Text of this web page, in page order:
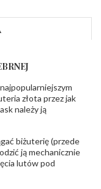
38-200 Jasło; NIP:
tel.13 44 56 100;
Stelmach Sp. z o.o. ul.
NIP 7542889545;
biuro@stelmach.pl
wieku poniżej 3 lat
z białego złota
zawierają nikiel
złota przez jak
należy ją
biżuterię (przede
ją mechanicznie
lutów pod